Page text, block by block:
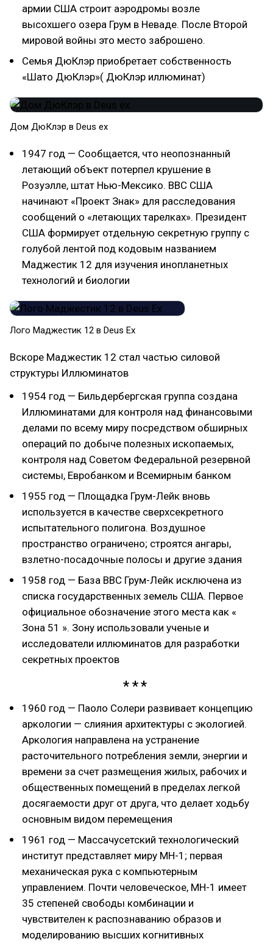
армии США строит аэродромы возле
высохшего озера Грум в Неваде. После Второй
мировой войны это место заброшено.
Семья ДюКлэр приобретает собственность
«Шато ДюКлэр»( ДюКлэр иллюминат)
Дом ДюКлэр в Deus ex
1947 год — Сообщается, что неопознанный
летающий объект потерпел крушение в
Розуэлле, штат Нью-Мексико. ВВС США
начинают «Проект Знак» для расследования
сообщений о «летающих тарелках». Президент
США формирует отдельную секретную группу с
голубой лентой под кодовым названием
Маджестик 12 для изучения инопланетных
технологий и биологии
Лого Маджестик 12 в Deus Ex
Вскоре Маджестик 12 стал частью силовой
структуры Иллюминатов
1954 год — Бильдербергская группа создана
Иллюминатами для контроля над финансовыми
делами по всему миру посредством обширных
операций по добыче полезных ископаемых,
контроля над Советом Федеральной резервной
системы, Евробанком и Всемирным банком
1955 год — Площадка Грум-Лейк вновь
используется в качестве сверхсекретного
испытательного полигона. Воздушное
пространство ограничено; строятся ангары,
взлетно-посадочные полосы и другие здания
1958 год — База ВВС Грум-Лейк исключена из
списка государственных земель США. Первое
официальное обозначение этого места как «
Зона 51 ». Зону использовали ученые и
исследователи иллюминатов для разработки
секретных проектов
1960 год — Паоло Солери развивает концепцию
аркологии — слияния архитектуры с экологией.
Аркология направлена на устранение
расточительного потребления земли, энергии и
времени за счет размещения жилых, рабочих и
общественных помещений в пределах легкой
досягаемости друг от друга, что делает ходьбу
основным видом перемещения
1961 год — Массачусетский технологический
институт представляет миру MH-1; первая
механическая рука с компьютерным
управлением. Почти человеческое, MH-1 имеет
35 степеней свободы комбинации и
чувствителен к распознаванию образов и
моделированию высших когнитивных